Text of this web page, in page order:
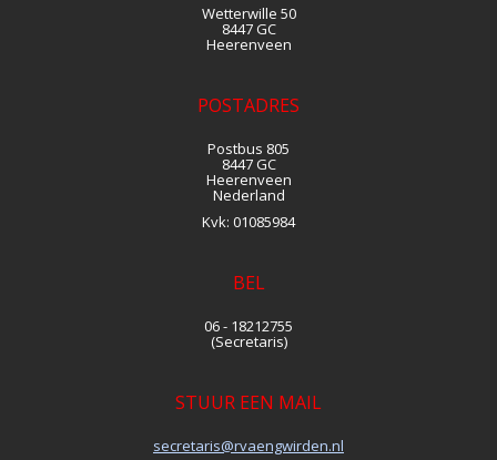
Wetterwille 50
8447 GC
Heerenveen
POSTADRES
Postbus 805
8447 GC
Heerenveen
Nederland
Kvk: 01085984
BEL
06 - 18212755
(Secretaris)
STUUR EEN MAIL
siraterces@rvaengwirden.nl